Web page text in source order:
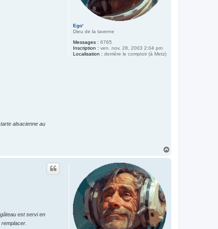
Ego'
Dieu de la taverne
Messages : 6765
Inscription : ven. nov. 28, 2003 2:04 pm
Localisation : derrière le comptoir (à Metz)
alsacienne au
est servi en